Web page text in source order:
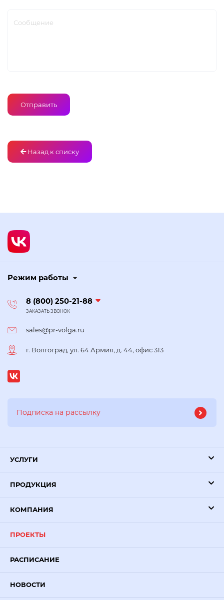
Назад к списку
Режим работы
8 (800) 250-21-88
ЗАКАЗАТЬ ЗВОНОК
sales@pr-volga.ru
г. Волгоград, ул. 64 Армия, д. 44, офис 313
УСЛУГИ
ПРОДУКЦИЯ
КОМПАНИЯ
ПРОЕКТЫ
РАСПИСАНИЕ
НОВОСТИ